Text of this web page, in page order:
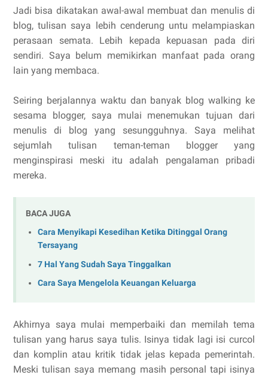
Jadi bisa dikatakan awal-awal membuat dan menulis di
blog, tulisan saya lebih cenderung untu melampiaskan
perasaan semata. Lebih kepada kepuasan pada diri
sendiri. Saya belum memikirkan manfaat pada orang
lain yang membaca.
Seiring berjalannya waktu dan banyak blog walking ke
sesama blogger, saya mulai menemukan tujuan dari
menulis di blog yang sesungguhnya. Saya melihat
sejumlah tulisan teman-teman blogger yang
menginspirasi meski itu adalah pengalaman pribadi
mereka.
BACA JUGA
Cara Menyikapi Kesedihan Ketika Ditinggal Orang
Tersayang
7 Hal Yang Sudah Saya Tinggalkan
Cara Saya Mengelola Keuangan Keluarga
Akhirnya saya mulai memperbaiki dan memilah tema
tulisan yang harus saya tulis. Isinya tidak lagi isi curcol
dan komplin atau kritik tidak jelas kepada pemerintah.
Meski tulisan saya memang masih personal tapi isinya